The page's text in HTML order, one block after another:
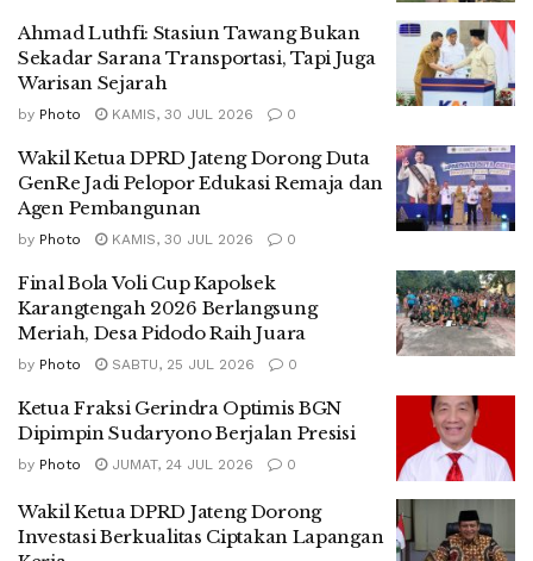
Ahmad Luthfi: Stasiun Tawang Bukan
Sekadar Sarana Transportasi, Tapi Juga
Warisan Sejarah
by Photo KAMIS, 30 JUL 2026 0
Wakil Ketua DPRD Jateng Dorong Duta
GenRe Jadi Pelopor Edukasi Remaja dan
Agen Pembangunan
by Photo KAMIS, 30 JUL 2026 0
Final Bola Voli Cup Kapolsek
Karangtengah 2026 Berlangsung
Meriah, Desa Pidodo Raih Juara
by Photo SABTU, 25 JUL 2026 0
Ketua Fraksi Gerindra Optimis BGN
Dipimpin Sudaryono Berjalan Presisi
by Photo JUMAT, 24 JUL 2026 0
Wakil Ketua DPRD Jateng Dorong
Investasi Berkualitas Ciptakan Lapangan